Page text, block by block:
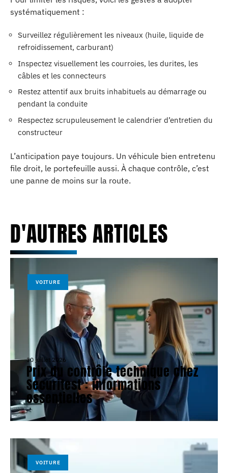
systématiquement :
Surveillez régulièrement les niveaux (huile, liquide de
refroidissement, carburant)
Inspectez visuellement les courroies, les durites, les
câbles et les connecteurs
Restez attentif aux bruits inhabituels au démarrage ou
pendant la conduite
Respectez scrupuleusement le calendrier d’entretien du
constructeur
L’anticipation paye toujours. Un véhicule bien entretenu
file droit, le portefeuille aussi. À chaque contrôle, c’est
une panne de moins sur la route.
D'AUTRES ARTICLES
VOITURE
30 juillet 2026
Prix du contrôle technique chez
Securitest : informations
essentielles
VOITURE